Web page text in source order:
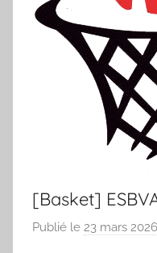
[Basket]
Publié le 23 mars 2026